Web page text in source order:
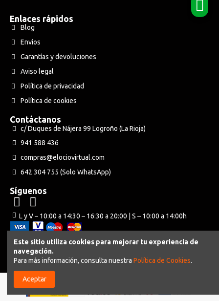
Enlaces rápidos
Blog
Envíos
Garantías y devoluciones
Aviso legal
Política de privacidad
Política de cookies
Contáctanos
c/ Duques de Nájera 99 Logroño (La Rioja)
941 588 436
compras@elociovirtual.com
642 304 755 (Solo WhatsApp)
Síguenos
L y V – 10:00 a 14:30 – 16:30 a 20:00 | S – 10:00 a 14:00h
Powered by Neuraweb
Este sitio utiliza cookies para mejorar tu experiencia de
navegación.
Para más información, consulta nuestra Política de Cookies.
Aceptar